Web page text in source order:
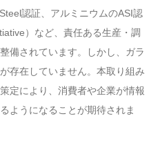
認証、アルミニウムのASI認
）など、責任ある生産・調
備されています。しかし、ガラ
存在していません。本取り組み
定により、消費者や企業が情報
ようになることが期待されま